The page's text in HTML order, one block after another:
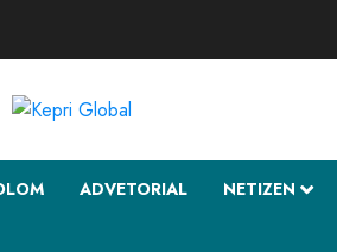
ADVETORIAL NETIZEN